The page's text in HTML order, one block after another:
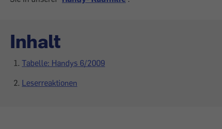
Inhalt
Tabelle: Handys 6/2009
Leserreaktionen